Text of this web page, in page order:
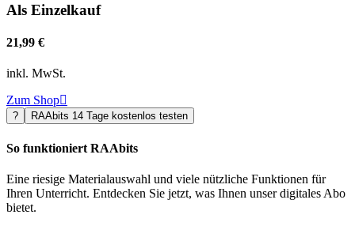
Als Einzelkauf
21,99 €
inkl. MwSt.
Zum Shop
? RAAbits 14 Tage kostenlos testen
So funktioniert RAAbits
Eine riesige Materialauswahl und viele nützliche Funktionen für
Ihren Unterricht. Entdecken Sie jetzt, was Ihnen unser digitales Abo
bietet.